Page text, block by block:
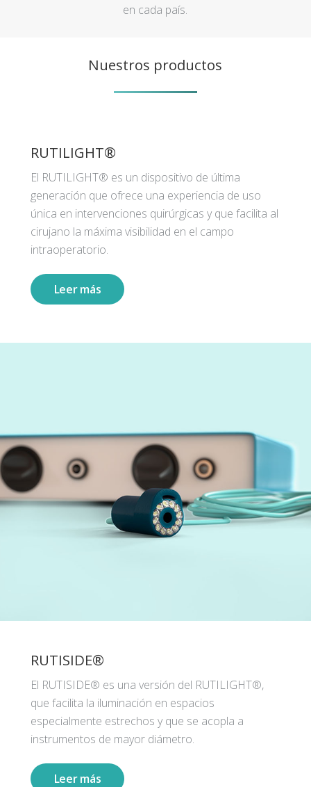
en cada país.
Nuestros productos
RUTILIGHT®
El RUTILIGHT® es un dispositivo de última
generación que ofrece una experiencia de uso
única en intervenciones quirúrgicas y que facilita al
cirujano la máxima visibilidad en el campo
intraoperatorio.
Leer más
RUTISIDE®
El RUTISIDE® es una versión del RUTILIGHT®,
que facilita la iluminación en espacios
especialmente estrechos y que se acopla a
instrumentos de mayor diámetro.
Leer más